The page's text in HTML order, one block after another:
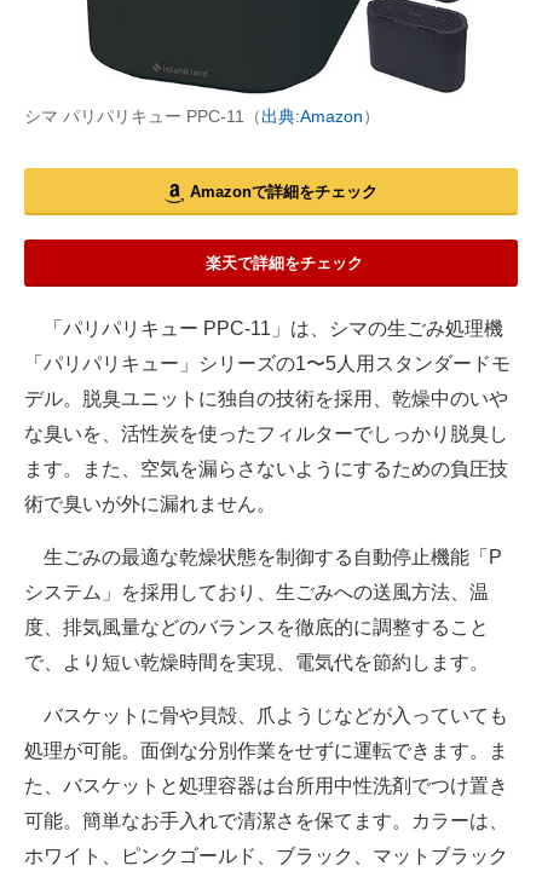
シマ パリパリキュー PPC-11（出典:Amazon）
Amazonで詳細をチェック
楽天で詳細をチェック
「パリパリキュー PPC-11」は、シマの生ごみ処理機
「パリパリキュー」シリーズの1〜5人用スタンダードモ
デル。脱臭ユニットに独自の技術を採用、乾燥中のいや
な臭いを、活性炭を使ったフィルターでしっかり脱臭し
ます。また、空気を漏らさないようにするための負圧技
術で臭いが外に漏れません。
生ごみの最適な乾燥状態を制御する自動停止機能「P
システム」を採用しており、生ごみへの送風方法、温
度、排気風量などのバランスを徹底的に調整すること
で、より短い乾燥時間を実現、電気代を節約します。
バスケットに骨や貝殻、爪ようじなどが入っていても
処理が可能。面倒な分別作業をせずに運転できます。ま
た、バスケットと処理容器は台所用中性洗剤でつけ置き
可能。簡単なお手入れで清潔さを保てます。カラーは、
ホワイト、ピンクゴールド、ブラック、マットブラック